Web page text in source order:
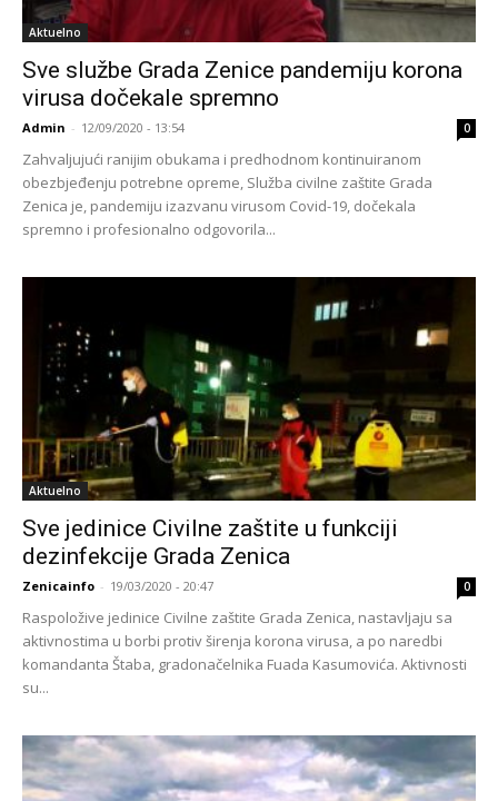
Aktuelno
Sve službe Grada Zenice pandemiju korona
virusa dočekale spremno
Admin - 12/09/2020 - 13:54 0
Zahvaljujući ranijim obukama i predhodnom kontinuiranom
obezbjeđenju potrebne opreme, Služba civilne zaštite Grada
Zenica je, pandemiju izazvanu virusom Covid-19, dočekala
spremno i profesionalno odgovorila...
Aktuelno
Sve jedinice Civilne zaštite u funkciji
dezinfekcije Grada Zenica
Zenicainfo - 19/03/2020 - 20:47 0
Raspoložive jedinice Civilne zaštite Grada Zenica, nastavljaju sa
aktivnostima u borbi protiv širenja korona virusa, a po naredbi
komandanta Štaba, gradonačelnika Fuada Kasumovića. Aktivnosti
su...